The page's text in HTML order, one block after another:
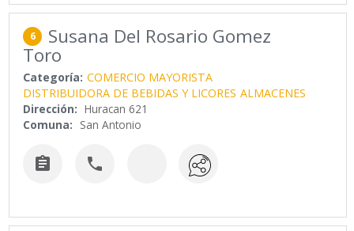
6 Susana Del Rosario Gomez
Toro
Categoría: COMERCIO MAYORISTA
DISTRIBUIDORA DE BEBIDAS Y LICORES ALMACENES
Dirección: Huracan 621
Comuna: San Antonio
 